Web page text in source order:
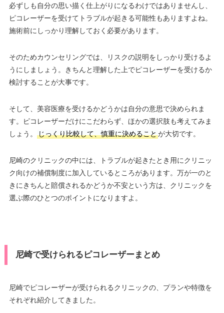
必ずしも自分の思い描く仕上がりになるわけではありませんし、
ピコレーザーを受けてトラブルが起きる可能性もありますよね。
施術前にしっかり理解しておく必要があります。
そのためカウンセリングでは、リスクの説明をしっかり受けるよ
うにしましょう。きちんと理解した上でピコレーザーを受けるか
検討することが大事です。
そして、美容医療を受けるかどうかは自分の意思で決められま
す。ピコレーザーだけにこだわらず、ほかの選択肢も考えてみま
しょう。
じっくり比較して、慎重に決めることが大切です。
尼崎のクリニックの中には、トラブルが起きたとき用にクリニッ
ク向けの補償制度に加入しているところがあります。万が一のと
きにきちんと賠償されるかどうか不安という方は、クリニックを
選ぶ際のひとつのポイントになりますよ。
尼崎で受けられるピコレーザーまとめ
尼崎でピコレーザーが受けられるクリニックの、プランや特徴を
それぞれ紹介してきました。